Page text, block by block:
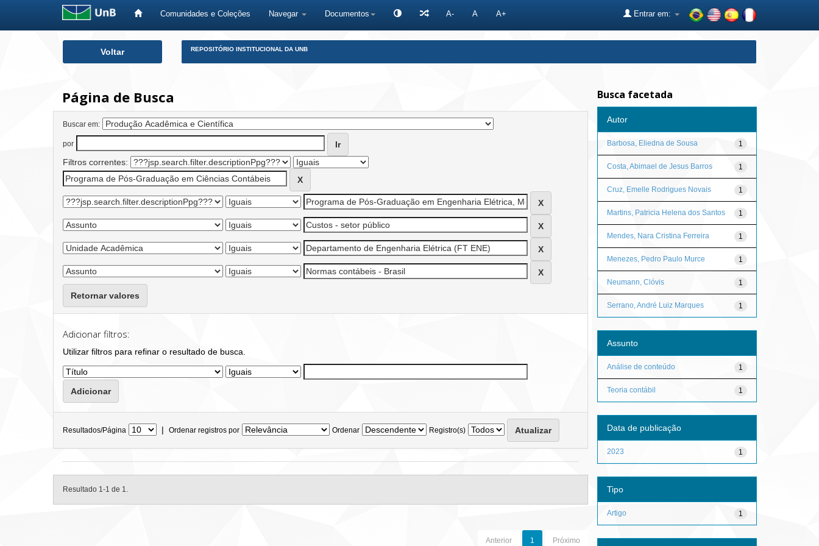
Comunidades e Coleções Navegar Documentos A- A A+ Entrar em:
Voltar REPOSITÓRIO INSTITUCIONAL DA UNB
Página de Busca
Buscar em:
por
Filtros correntes:
Retornar valores
Adicionar filtros:
Utilizar filtros para refinar o resultado de busca.
Resultados/Página | Ordenar registros por Ordenar Registro(s)
Resultado 1-1 de 1.
Anterior 1 Próximo
Busca facetada
Autor
1
Barbosa, Eliedna de Sousa
1
Costa, Abimael de Jesus Barros
1
Cruz, Emelle Rodrigues Novais
1
Martins, Patricia Helena dos Santos
1
Mendes, Nara Cristina Ferreira
1
Menezes, Pedro Paulo Murce
1
Neumann, Clóvis
1
Serrano, André Luiz Marques
Assunto
1
Análise de conteúdo
1
Teoria contábil
Data de publicação
1
2023
Tipo
1
Artigo